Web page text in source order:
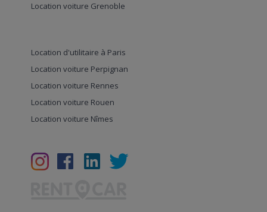
Location voiture Grenoble
Location d'utilitaire à Paris
Location voiture Perpignan
Location voiture Rennes
Location voiture Rouen
Location voiture Nîmes